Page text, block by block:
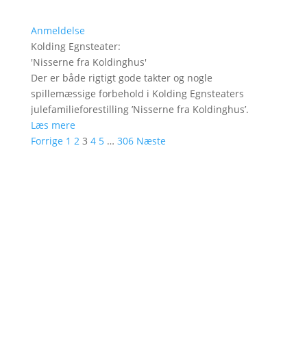
Anmeldelse
Kolding Egnsteater:
'Nisserne fra Koldinghus'
Der er både rigtigt gode takter og nogle
spillemæssige forbehold i Kolding Egnsteaters
julefamilieforestilling ’Nisserne fra Koldinghus’.
Læs mere
Forrige 1 2 3 4 5 … 306 Næste